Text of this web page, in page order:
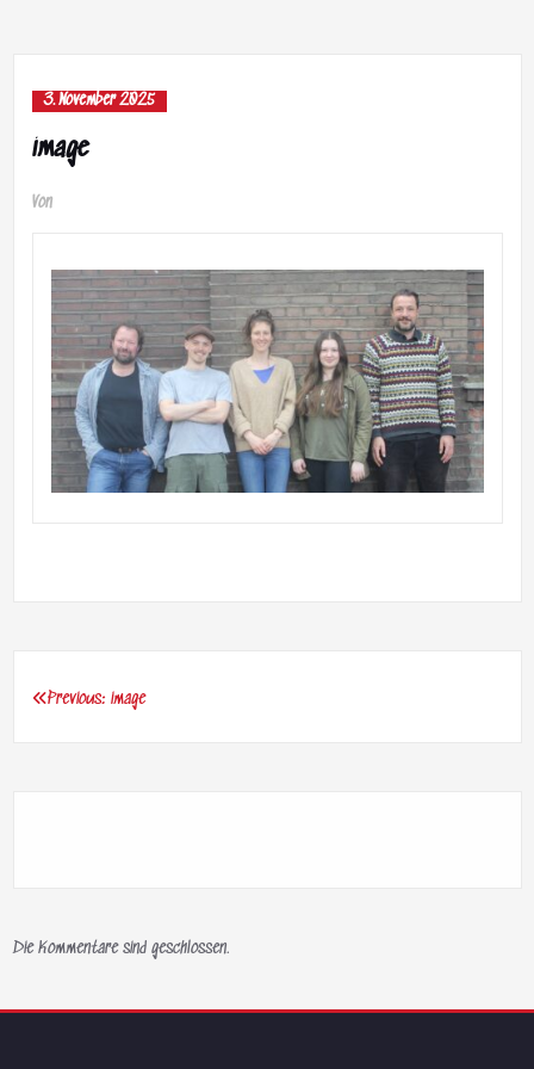
3. November 2025
image
Von
Beitragsnavigation
Previous: image
Die Kommentare sind geschlossen.